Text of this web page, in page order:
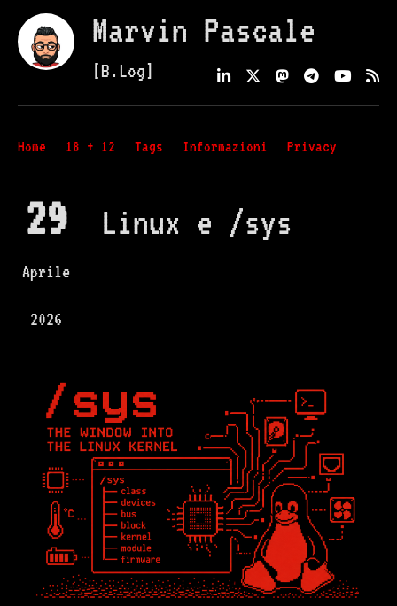
Marvin Pascale
[B.Log]
Home 18 + 12 Tags Informazioni Privacy
29
Aprile
2026
Linux e /sys